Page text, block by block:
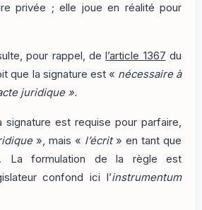
privée ; elle joue en réalité pour
pour rappel, del’article 1367 du
que la signature est « nécessaire à
juridique ».
signature est requise pour parfaire,
», mais « l’écrit» en tant que
La formulation de la règle est
confond ici l’instrumentum